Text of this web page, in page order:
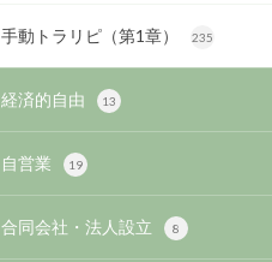
手動トラリピ（第1章） 235
経済的自由 13
自営業 19
合同会社・法人設立 8